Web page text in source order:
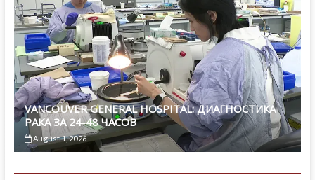
VANCOUVER GENERAL HOSPITAL: ДИАГНОСТИКА
РАКА ЗА 24-48 ЧАСОВ
August 1, 2026